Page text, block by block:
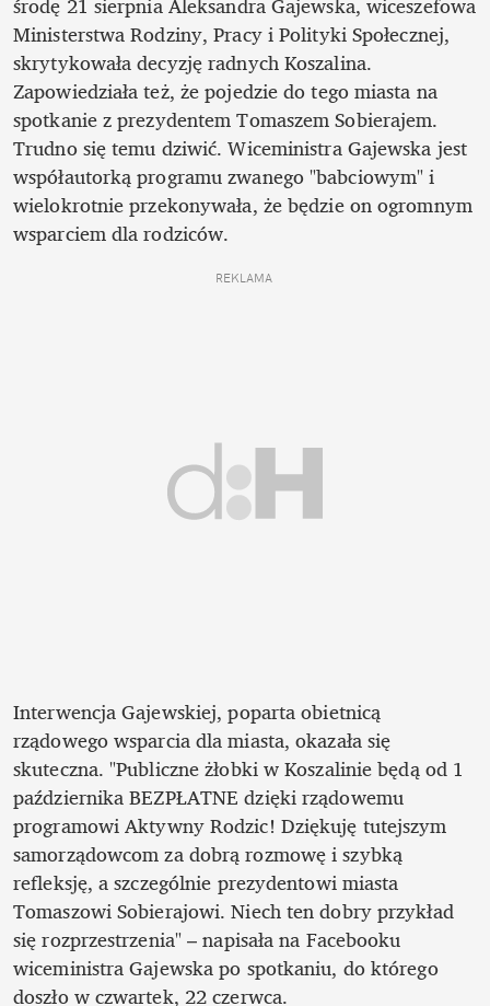
Ministerstwa Rodziny, Pracy i Polityki Społecznej,
skrytykowała decyzję radnych Koszalina.
Zapowiedziała też, że pojedzie do tego miasta na
spotkanie z prezydentem Tomaszem Sobierajem.
Trudno się temu dziwić. Wiceministra Gajewska jest
współautorką programu zwanego "babciowym" i
wielokrotnie przekonywała, że będzie on ogromnym
wsparciem dla rodziców.
REKLAMA
Interwencja Gajewskiej, poparta obietnicą
rządowego wsparcia dla miasta, okazała się
skuteczna. "Publiczne żłobki w Koszalinie będą od 1
października BEZPŁATNE dzięki rządowemu
programowi Aktywny Rodzic! Dziękuję tutejszym
samorządowcom za dobrą rozmowę i szybką
refleksję, a szczególnie prezydentowi miasta
Tomaszowi Sobierajowi. Niech ten dobry przykład
się rozprzestrzenia" – napisała na Facebooku
wiceministra Gajewska po spotkaniu, do którego
doszło w czwartek, 22 czerwca.